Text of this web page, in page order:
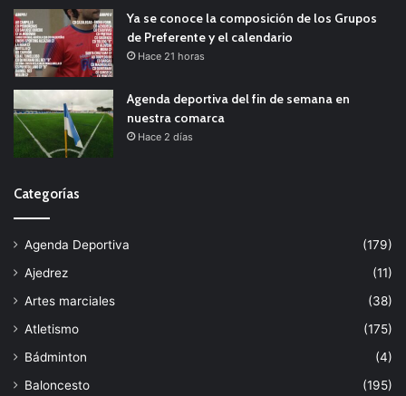
Ya se conoce la composición de los Grupos
de Preferente y el calendario
Hace 21 horas
Agenda deportiva del fin de semana en
nuestra comarca
Hace 2 días
Categorías
Agenda Deportiva
(179)
Ajedrez
(11)
Artes marciales
(38)
Atletismo
(175)
Bádminton
(4)
Baloncesto
(195)